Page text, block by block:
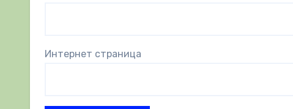
Интернет страница